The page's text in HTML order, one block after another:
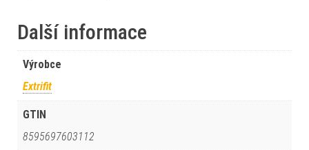
Další informace
Výrobce
Extrifit
GTIN
8595697603112